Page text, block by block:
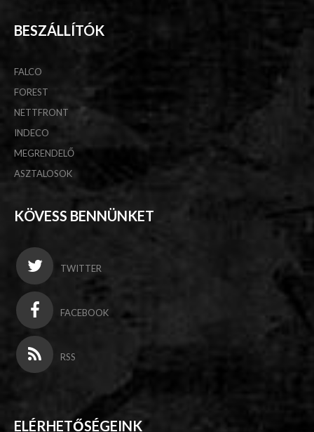
BESZÁLLÍTÓK
FALCO
FOREST
NETTFRONT
INDECO
MEGRENDELŐ
ASZTALOSOK
KÖVESS BENNÜNKET
TWITTER
FACEBOOK
RSS
ELÉRHETŐSÉGEINK